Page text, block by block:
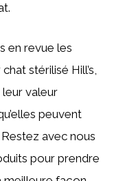
en revue les
stérilisé Hill’s,
valeur
peuvent
avec nous
pour prendre